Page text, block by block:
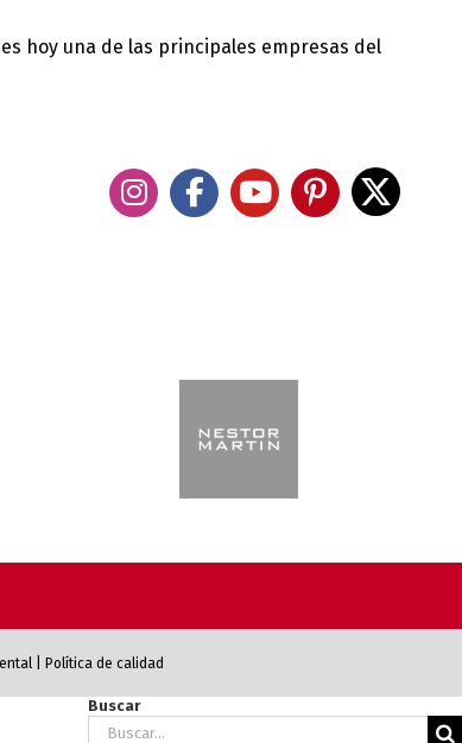
hoy una de las principales empresas del
Política de calidad
Buscar
Buscar: